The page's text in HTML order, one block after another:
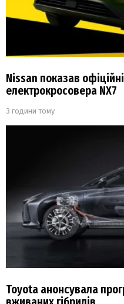
Nissan показав
електрокросовера NX7
3 години тому
Toyota анонсувала